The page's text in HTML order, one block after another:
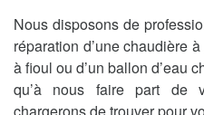
Nous disposons de
réparation d’une chaudière
à fioul ou d’un ballon d’eau
qu’à nous faire part de